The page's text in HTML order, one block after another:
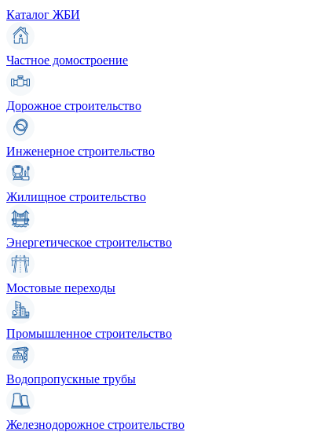
Каталог ЖБИ
Частное домостроение
Дорожное строительство
Инженерное строительство
Жилищное строительство
Энергетическое строительство
Мостовые переходы
Промышленное строительство
Водопропускные трубы
Железнодорожное строительство